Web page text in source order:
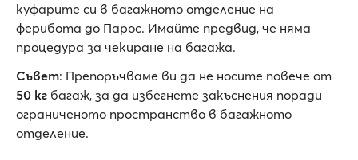
куфарите си в багажното отделение на
ферибота до Парос. Имайте предвид, че няма
процедура за чекиране на багажа.
Съвет: Препоръчваме ви да не носите повече от
50 кг багаж, за да избегнете закъснения поради
ограниченото пространство в багажното
отделение.